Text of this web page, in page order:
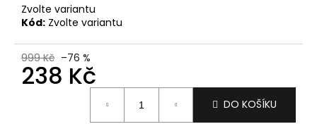
Zvolte variantu
Kód: Zvolte variantu
999 Kč –76 %
238 Kč
DO KOŠÍKU
D
o
p
o
u